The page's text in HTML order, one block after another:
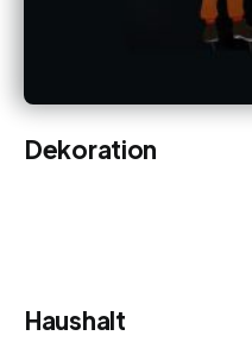
Dekoration
Haushalt